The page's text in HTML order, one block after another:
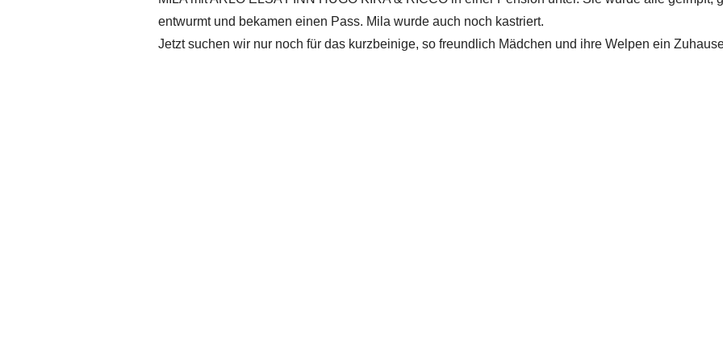
entwurmt und bekamen einen Pass. Mila wurde auch noch kastriert.
Jetzt suchen wir nur noch für das kurzbeinige, so freundlich Mädchen und ihre Welpen ein